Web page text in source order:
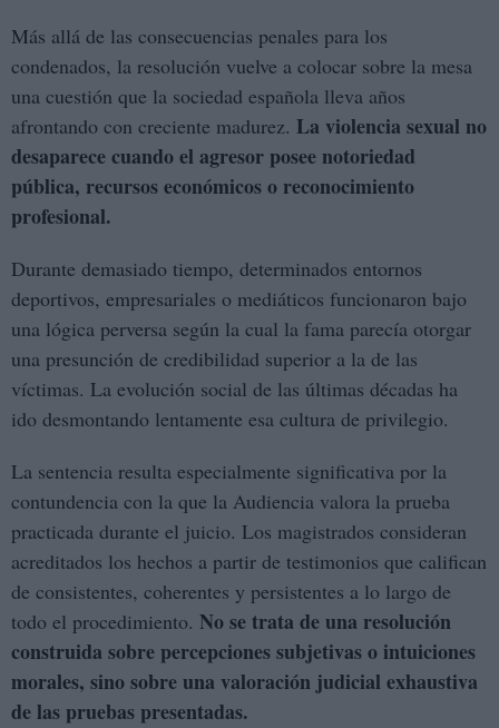
Más allá de las consecuencias penales para los
condenados, la resolución vuelve a colocar sobre la mesa
una cuestión que la sociedad española lleva años
afrontando con creciente madurez. La violencia sexual no
desaparece cuando el agresor posee notoriedad
pública, recursos económicos o reconocimiento
profesional.
Durante demasiado tiempo, determinados entornos
deportivos, empresariales o mediáticos funcionaron bajo
una lógica perversa según la cual la fama parecía otorgar
una presunción de credibilidad superior a la de las
víctimas. La evolución social de las últimas décadas ha
ido desmontando lentamente esa cultura de privilegio.
La sentencia resulta especialmente significativa por la
contundencia con la que la Audiencia valora la prueba
practicada durante el juicio. Los magistrados consideran
acreditados los hechos a partir de testimonios que califican
de consistentes, coherentes y persistentes a lo largo de
todo el procedimiento. No se trata de una resolución
construida sobre percepciones subjetivas o intuiciones
morales, sino sobre una valoración judicial exhaustiva
de las pruebas presentadas.